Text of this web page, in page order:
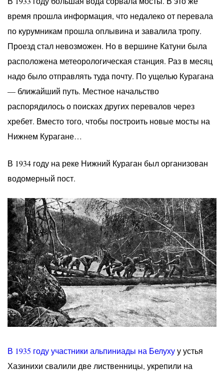
время прошла информация, что недалеко от перевала
по курумникам прошла оплывина и завалила тропу.
Проезд стал невозможен. Но в вершине Катуни была
расположена метеорологическая станция. Раз в месяц
надо было отправлять туда почту. По ущелью Курагана
— ближайший путь. Местное начальство
распорядилось о поисках других перевалов через
хребет. Вместо того, чтобы построить новые мосты на
Нижнем Курагане…
В 1934 году на реке Нижний Кураган был организован
водомерный пост.
В 1935 году участники альпиниады на Белухуу устья
Хазинихи свалили две лиственницы, укрепили на